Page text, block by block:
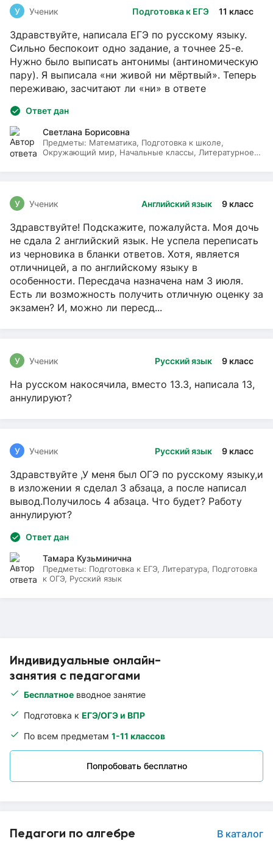
Индивидуальные онлайн-
занятия с педагогами
Бесплатное вводное занятие
Подготовка к ЕГЭ/ОГЭ и ВПР
По всем предметам 1-11 классов
Попробовать бесплатно
Педагоги по алгебре В каталог
Подготовка к ЕГЭ 11 класс
У Ученик
Здравствуйте, написала ЕГЭ по русскому языку.
Сильно беспокоит одно задание, а точнее 25-е.
Нужно было выписать антонимы (антиномическую
пару). Я выписала «ни живой ни мёртвый». Теперь
переживаю, засчитают ли «ни» в ответе
Ответ дан
Светлана Борисовна
Предметы: Математика, Подготовка к школе,
Окружающий мир, Начальные классы, Литературное
Английский язык 9 класс
У Ученик
Здравствуйте! Подскажите, пожалуйста. Моя дочь
не сдала 2 английский язык. Не успела переписать
из черновика в бланки ответов. Хотя, является
отличницей, а по английскому языку в
особенности. Пересдача назначена нам 3 июля.
Есть ли возможность получить отличную оценку за
экзамен? И, можно ли пересд...
Русский язык 9 класс
У Ученик
На русском накосячила, вместо 13.3, написала 13,
аннулируют?
Русский язык 9 класс
У Ученик
Здравствуйте ,У меня был ОГЭ по русскому языку,и
в изложении я сделал 3 абзаца, а после написал
вывод.Получилось 4 абзаца. Что будет? Работу
аннулируют?
Ответ дан
Тамара Кузьминична
Предметы: Подготовка к ЕГЭ, Литература, Подготовка
к ОГЭ, Русский язык